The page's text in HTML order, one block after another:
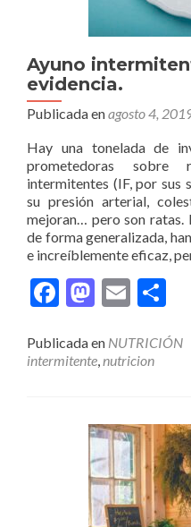
Ayuno
evidencia.
Publicada enagosto 4,
Hay una tonelada de
prometedoras sobre
intermitentes (IF, por sus
su presión arterial,
mejoran… pero son ratas.
de forma generalizada,
e increíblemente eficaz,
Facebook
Email
Publicada en NUTRICIÓN
intermitente,nutricion